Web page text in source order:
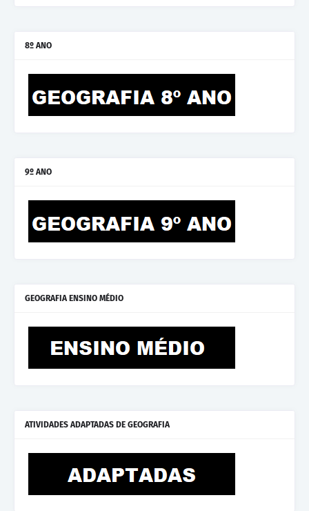
8º ANO
9º ANO
GEOGRAFIA ENSINO MÉDIO
ATIVIDADES ADAPTADAS DE GEOGRAFIA